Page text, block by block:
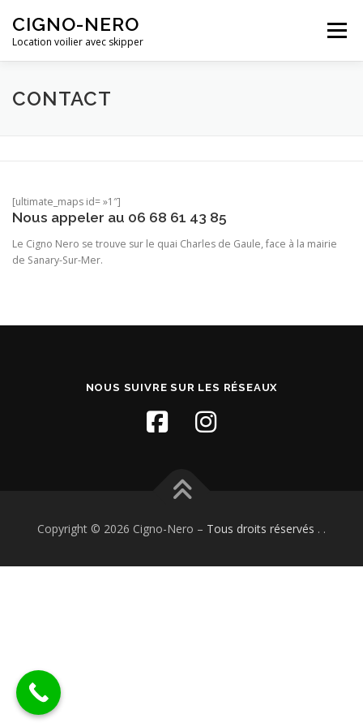
contenu
CIGNO-NERO
Location voilier avec skipper
Menu
BIENVENUE
POUR NOUS CONTACTER
CONTACT
[ultimate_maps id= »1″]
Nous appeler au 06 68 61 43 85
Le Cigno Nero se trouve sur le quai Charles de Gaule, face à la mairie
de Sanary-Sur-Mer.
NOUS SUIVRE SUR LES RÉSEAUX
Copyright © 2026 Cigno-Nero – Tous droits réservés . .